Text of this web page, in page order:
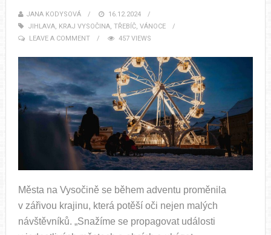
JANA KODYSOVÁ
16.12.2024
JIHLAVA, KRAJ VYSOČINA, TŘEBÍČ, VÁNOCE
LEAVE A COMMENT
457 VIEWS
Města na Vysočině se během adventu proměnila
v zářivou krajinu, která potěší oči nejen malých
návštěvníků. „Snažíme se propagovat události